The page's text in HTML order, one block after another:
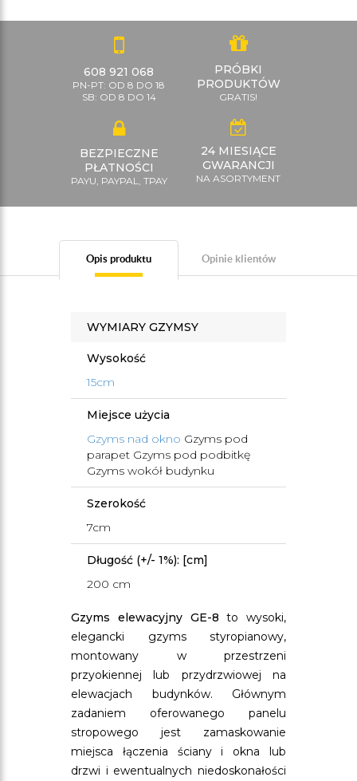
608 921 068
PN-PT: OD 8 DO 18
SB: OD 8 DO 14
PRÓBKI
PRODUKTÓW
GRATIS!
BEZPIECZNE
PŁATNOŚCI
PAYU, PAYPAL, TPAY
24 MIESIĄCE
GWARANCJI
NA ASORTYMENT
Opis produktu Opinie klientów
WYMIARY GZYMSY
Wysokość
15cm
Miejsce użycia
Gzyms nad okno Gzyms pod
parapet Gzyms pod podbitkę
Gzyms wokół budynku
Szerokość
7cm
Długość (+/- 1%): [cm]
200 cm
Gzyms elewacyjny GE-8 to wysoki,
elegancki gzyms styropianowy,
montowany w przestrzeni
przyokiennej lub przydrzwiowej na
elewacjach budynków. Głównym
zadaniem oferowanego panelu
stropowego jest zamaskowanie
miejsca łączenia ściany i okna lub
drzwi i ewentualnych niedoskonałości